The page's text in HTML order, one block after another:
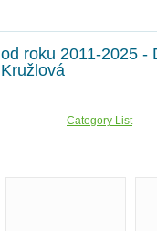
od roku 2011-2025 -
Kružlová
Category List